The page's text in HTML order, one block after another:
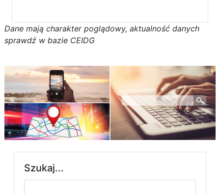
Dane mają charakter poglądowy, aktualność danych
sprawdź w bazie CEIDG
Szukaj...